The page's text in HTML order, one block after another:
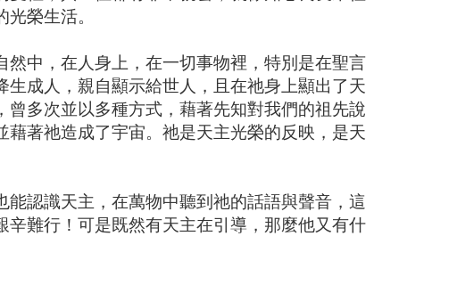
榮生活。
中，在人身上，在一切事物裡，特別是在聖言
成人，親自顯示給世人，且在祂身上顯出了天
多次並以多種方式，藉著先知對我們的祖先說
著祂造成了宇宙。祂是天主光榮的反映，是天
認識天主，在萬物中聽到祂的話語與聲音，這
難行！可是既然有天主在引導，那麼他又有什